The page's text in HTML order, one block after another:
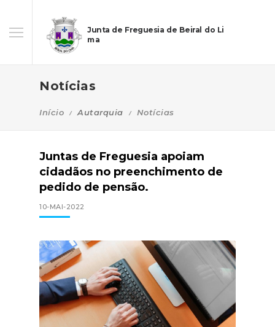
Junta de Freguesia de Beiral do Li
ma
Notícias
Início Autarquia Notícias
Juntas de Freguesia apoiam
cidadãos no preenchimento de
pedido de pensão.
10-MAI-2022